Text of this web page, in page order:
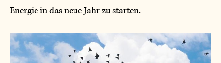
Energie in das neue Jahr zu starten.